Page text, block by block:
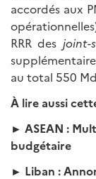
accordés aux
RRR des joint-
au total 550
À lire aussi
► ASEAN :
budgétaire
► Liban :